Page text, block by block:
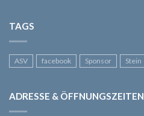
TAGS
ASV facebook Sponsor Stein
ADRESSE & ÖFFNUNGSZEITEN